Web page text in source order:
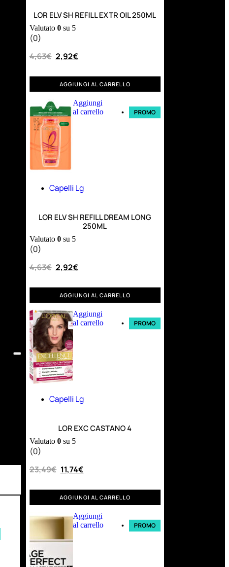
LOR ELV SH REFILL EXTR OIL 250ML
Valutato 0su 5
(0)
4,63€ 2,92€
AGGIUNGI AL CARRELLO
Aggiungi
al carrello
PROMO
Capelli Lg
LOR ELV SH REFILL DREAM LONG
250ML
Valutato 0su 5
(0)
4,63€ 2,92€
AGGIUNGI AL CARRELLO
Aggiungi
al carrello
PROMO
Capelli Lg
LOR EXC CASTANO 4
Valutato 0su 5
(0)
23,49€ 11,74€
AGGIUNGI AL CARRELLO
Aggiungi
al carrello
PROMO